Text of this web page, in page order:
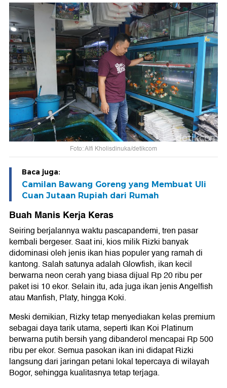
Foto: Alfi Kholisdinuka/detikcom
Baca juga:
Camilan Bawang Goreng yang Membuat Uli
Cuan Jutaan Rupiah dari Rumah
Buah Manis Kerja Keras
Seiring berjalannya waktu pascapandemi, tren pasar
kembali bergeser. Saat ini, kios milik Rizki banyak
didominasi oleh jenis ikan hias populer yang ramah di
kantong. Salah satunya adalah Glowfish, ikan kecil
berwarna neon cerah yang biasa dijual Rp 20 ribu per
paket isi 10 ekor. Selain itu, ada juga ikan jenis Angelfish
atau Manfish, Platy, hingga Koki.
Meski demikian, Rizky tetap menyediakan kelas premium
sebagai daya tarik utama, seperti Ikan Koi Platinum
berwarna putih bersih yang dibanderol mencapai Rp 500
ribu per ekor. Semua pasokan ikan ini didapat Rizki
langsung dari jaringan petani lokal tepercaya di wilayah
Bogor, sehingga kualitasnya tetap terjaga.